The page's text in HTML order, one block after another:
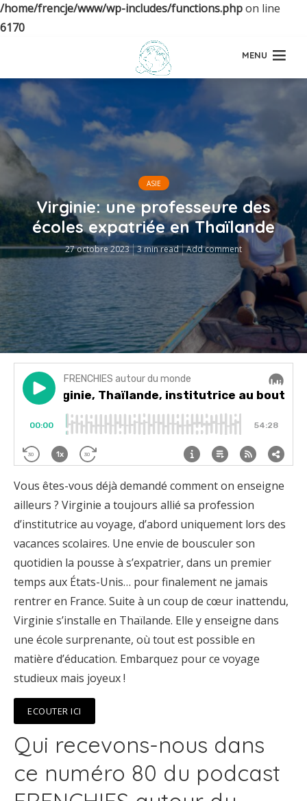
/home/frencje/www/wp-includes/functions.phpon line
6170
MENU
ASIE
Virginie: une professeure des
écoles expatriée en Thaïlande
27 octobre 2023 3 min read Add comment
Vous êtes-vous déjà demandé comment on enseigne
ailleurs ? Virginie a toujours allié sa profession
d’institutrice au voyage, d’abord uniquement lors des
vacances scolaires. Une envie de bousculer son
quotidien la pousse à s’expatrier, dans un premier
temps aux États-Unis… pour finalement ne jamais
rentrer en France. Suite à un coup de cœur inattendu,
Virginie s’installe en Thaïlande. Elle y enseigne dans
une école surprenante, où tout est possible en
matière d’éducation. Embarquez pour ce voyage
studieux mais joyeux !
ECOUTER ICI
Qui recevons-nous dans
ce numéro 80 du podcast